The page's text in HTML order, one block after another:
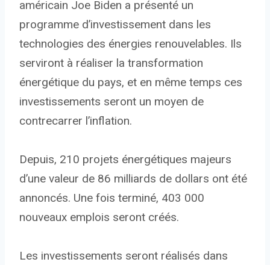
américain Joe Biden a présenté un
programme d’investissement dans les
technologies des énergies renouvelables. Ils
serviront à réaliser la transformation
énergétique du pays, et en même temps ces
investissements seront un moyen de
contrecarrer l’inflation.
Depuis, 210 projets énergétiques majeurs
d’une valeur de 86 milliards de dollars ont été
annoncés. Une fois terminé, 403 000
nouveaux emplois seront créés.
Les investissements seront réalisés dans